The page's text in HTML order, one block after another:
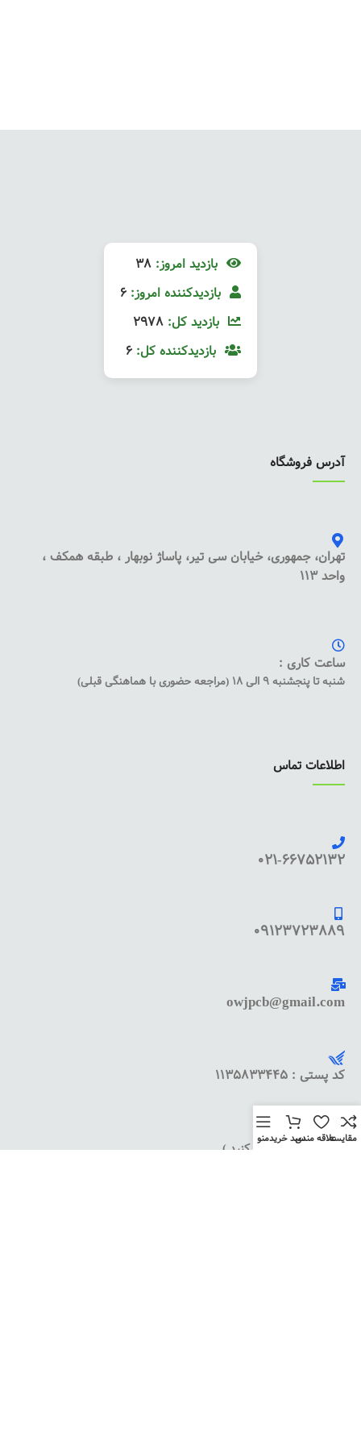
بازدید امروز:
بازدیدکننده امروز:
بازدید کل:
بازدیدکننده کل:
آدرس فروشگاه
تهران، جمهوری، خیابان سی تیر، پاساژ نوبهار ، طبقه همکف ،
واحد 113
ساعت کاری :
شنبه تا پنجشنبه 9 الی 18 (مراجعه حضوری با هماهنگی قبلی)
اطلاعات تماس
021-66752132
09123723889
owjpcb@gmail.com
کد پستی : 1135833445
آدرس پستی ( کلیک کنید )
مقایسهعلاقه مندیسبد خریدمنو